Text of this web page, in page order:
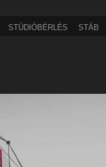
STÚDIÓBÉRLÉS STÁB